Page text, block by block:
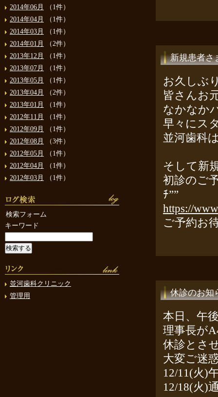
新規患者さ
お久しぶ
皆さんお
なかなか
早々にス
並河歯科
そして新
初診のご
ﾁ””
https://
ご予約お
休診のお知
本日、午
理事長が
休診とさ
大変ご迷
12/11(火)
12/18(火)
2014年06月
（1件）
2014年04月
（1件）
2014年03月
（1件）
2014年01月
（2件）
2013年12月
（1件）
2013年07月
（1件）
2013年05月
（1件）
2013年04月
（2件）
2013年01月
（1件）
2012年11月
（1件）
2012年09月
（1件）
2012年08月
（3件）
2012年05月
（1件）
2012年04月
（1件）
2012年03月
（1件）
検索フォーム
キーワード
並河歯科クリニック
管理用